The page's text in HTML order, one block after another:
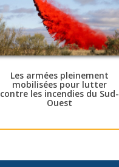
Les armées pleinement
mobilisées pour lutter
contre les incendies du Sud-
Ouest